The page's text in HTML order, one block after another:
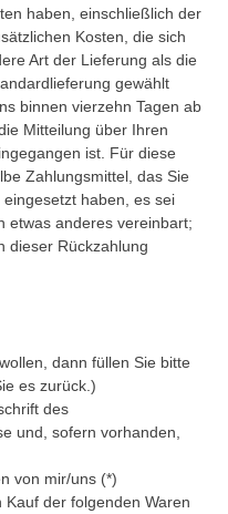
haben, einschließlich der
Kosten, die sich
Art der Lieferung als die
gewählt
binnen vierzehn Tagen ab
Mitteilung über Ihren
ist. Für diese
Zahlungsmittel, das Sie
haben, es sei
etwas anderes vereinbart;
dieser Rückzahlung
dann füllen Sie bitte
es zurück.)
des
und, sofern vorhanden,
von mir/uns (*)
der folgenden Waren